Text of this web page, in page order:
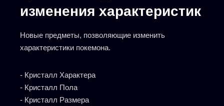
изменения характеристик
Новые предметы, позволяющие изменить
характеристики покемона.
- Кристалл Характера
- Кристалл Пола
- Кристалл Размера